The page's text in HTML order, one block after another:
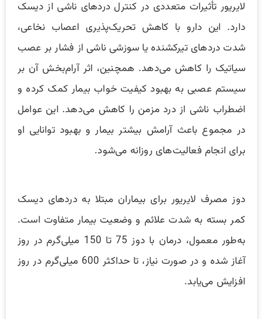
لایریور تأثیرات متعددی در کنترل دردهای ناشی از دیسک
دارد. این دارو با کاهش تحریک‌پذیری اعصاب نخاعی،
شدت دردهای تیرکشنده یا سوزشی ناشی از فشار بر عصب
سیاتیک را کاهش می‌دهد. همچنین، اثر آرام‌بخش آن بر
سیستم عصبی به بهبود کیفیت خواب بیمار کمک کرده و
اضطراب ناشی از درد مزمن را کاهش می‌دهد. این عوامل
در مجموع باعث آرامش بیشتر بیمار و بهبود توانایی او
برای انجام فعالیت‌های روزانه می‌شود.
دوز مصرف لایریور برای بیماران مبتلا به دردهای دیسک
کمر بسته به شدت علائم و وضعیت بیمار متفاوت است.
به‌طور معمول، درمان با دوز 75 تا 150 میلی‌گرم در روز
آغاز شده و در صورت نیاز، تا حداکثر 600 میلی‌گرم در روز
افزایش می‌یابد.